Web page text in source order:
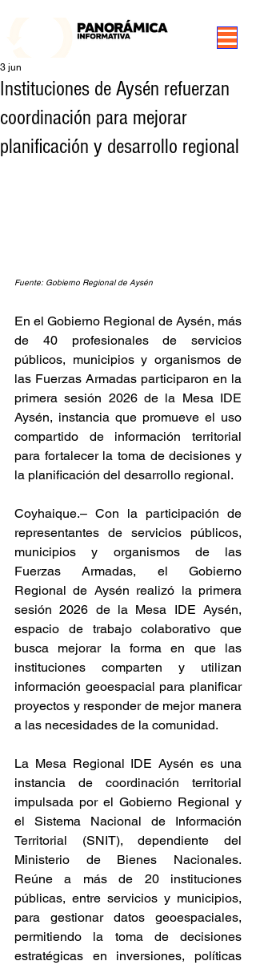
Instituciones de Aysén refuerzan
coordinación para mejorar
planificación y desarrollo regional
3 jun
Fuente: Gobierno Regional de Aysén
En el Gobierno Regional de Aysén, más
de 40 profesionales de servicios
públicos, municipios y organismos de
las Fuerzas Armadas participaron en la
primera sesión 2026 de la Mesa IDE
Aysén, instancia que promueve el uso
compartido de información territorial
para fortalecer la toma de decisiones y
la planificación del desarrollo regional.
Coyhaique.– Con la participación de
representantes de servicios públicos,
municipios y organismos de las
Fuerzas Armadas, el Gobierno
Regional de Aysén realizó la primera
sesión 2026 de la Mesa IDE Aysén,
espacio de trabajo colaborativo que
busca mejorar la forma en que las
instituciones comparten y utilizan
información geoespacial para planificar
proyectos y responder de mejor manera
a las necesidades de la comunidad.
La Mesa Regional IDE Aysén es una
instancia de coordinación territorial
impulsada por el Gobierno Regional y
el Sistema Nacional de Información
Territorial (SNIT), dependiente del
Ministerio de Bienes Nacionales.
Reúne a más de 20 instituciones
públicas, entre servicios y municipios,
para gestionar datos geoespaciales,
permitiendo la toma de decisiones
estratégicas en inversiones, políticas